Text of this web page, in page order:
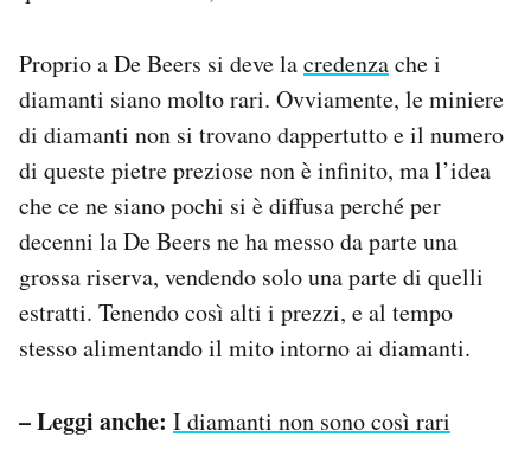
Proprio a De Beers si deve lacredenzache i
diamanti siano molto rari. Ovviamente, le miniere
di diamanti non si trovano dappertutto e il numero
di queste pietre preziose non è infinito, ma l’idea
che ce ne siano pochi si è diffusa perché per
decenni la De Beers ne ha messo da parte una
grossa riserva, vendendo solo una parte di quelli
estratti. Tenendo così alti i prezzi, e al tempo
stesso alimentando il mito intorno ai diamanti.
– Leggi anche: I diamanti non sono così rari